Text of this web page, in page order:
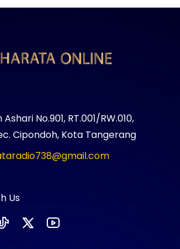
No.901, RT.001/RW.010,
Cipondoh, Kota Tangerang
Us